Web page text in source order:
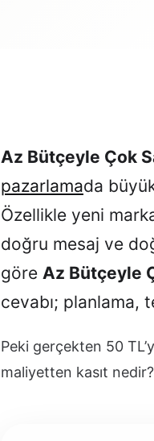
Az Bütçeyle Çok
pazarlamada
Özellikle yeni
doğru mesaj ve
göre Az Bütçeyle
cevabı; planlama,
Peki gerçekten 50
maliyetten kasıt